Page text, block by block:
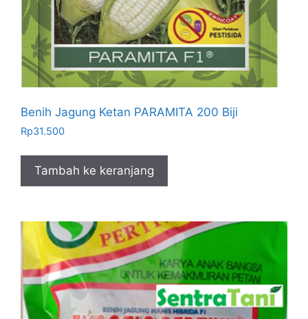
Benih Jagung Ketan PARAMITA 200 Biji
Rp31.500
Tambah ke keranjang